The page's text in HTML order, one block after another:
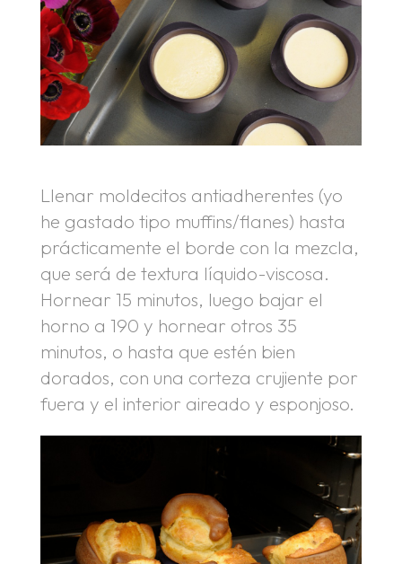
Llenar moldecitos antiadherentes (yo
he gastado tipo muffins/flanes) hasta
prácticamente el borde con la mezcla,
que será de textura líquido-viscosa.
Hornear 15 minutos, luego bajar el
horno a 190 y hornear otros 35
minutos, o hasta que estén bien
dorados, con una corteza crujiente por
fuera y el interior aireado y esponjoso.